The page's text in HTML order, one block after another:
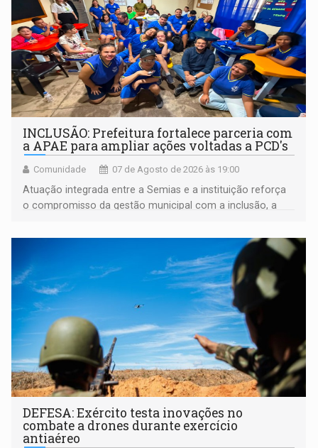
INCLUSÃO: Prefeitura fortalece parceria com
a APAE para ampliar ações voltadas a PCD's
Comunidade 07 de Agosto de 2026 às 19:00
Atuação integrada entre a Semias e a instituição reforça
o compromisso da gestão municipal com a inclusão, a
DEFESA: Exército testa inovações no
combate a drones durante exercício
antiaéreo